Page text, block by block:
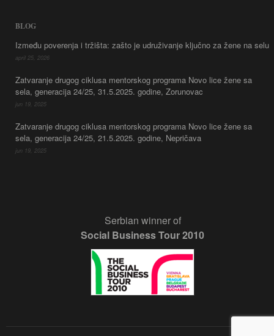
BLOG
Između poverenja i tržišta: zašto je udruživanje ključno za žene na selu
april 25, 2026
Zatvaranje drugog ciklusa mentorskog programa Novo lice žene sa
sela, generacija 24/25, 31.5.2025. godine, Zorunovac
jun 19, 2025
Zatvaranje drugog ciklusa mentorskog programa Novo lice žene sa
sela, generacija 24/25, 21.5.2025. godine, Nepričava
jun 19, 2025
Serbian winner of
Social Business Tour 2010